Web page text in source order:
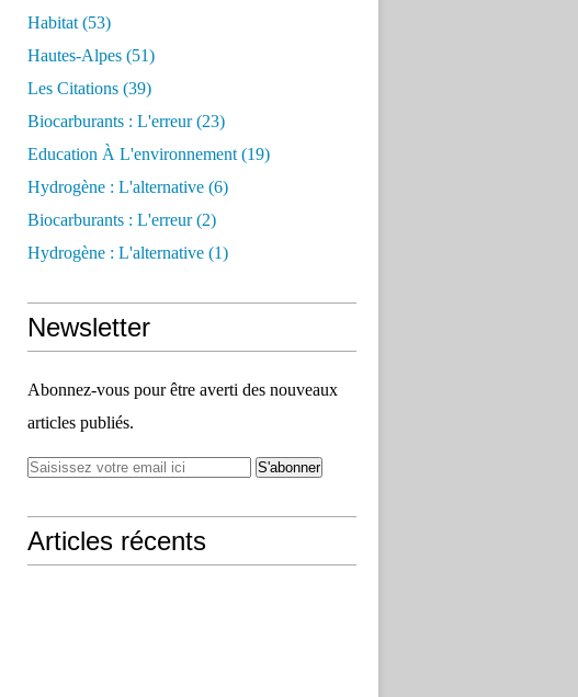
Habitat (53)
Hautes-Alpes (51)
Les Citations (39)
Biocarburants : L'erreur(23)
Education À L'environnement (19)
Hydrogène : L'alternative (6)
Biocarburants : L'erreur(2)
Hydrogène : L'alternative (1)
Newsletter
Abonnez-vous pour être averti des nouveaux
articles publiés.
Articles récents